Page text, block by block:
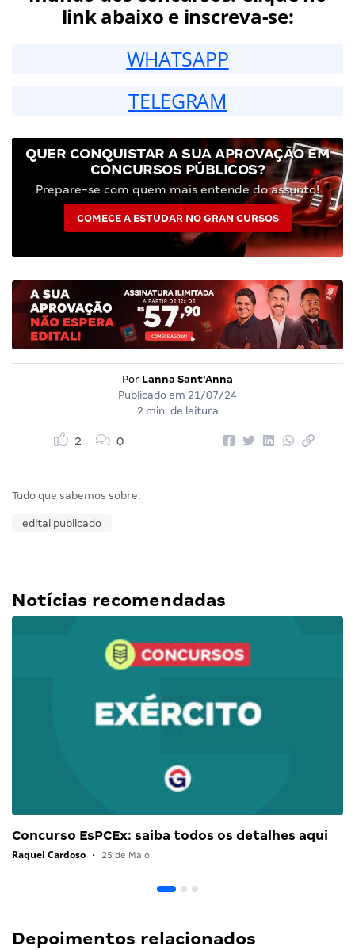
link abaixo e inscreva-se:
WHATSAPP
TELEGRAM
QUER CONQUISTAR A SUA APROVAÇÃO EM
CONCURSOS PÚBLICOS?
Prepare-se com quem mais entende do assunto!
COMECE A ESTUDAR NO GRAN CURSOS
Por Lanna Sant'Anna
Publicado em 21/07/24
2 min. de leitura
2 0
Tudo que sabemos sobre:
edital publicado
Notícias recomendadas
Concurso EsPCEx: saiba todos os detalhes aqui
Raquel Cardoso • 25 de Maio
Depoimentos relacionados